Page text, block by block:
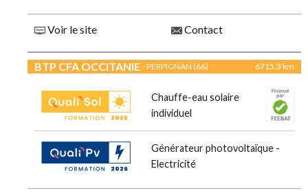
Voir le site Contact
BTP CFA OCCITANIE - PERPIGNAN (66) 6715.3 km
Chauffe-eau solaire
individuel
Générateur photovoltaïque -
Electricité